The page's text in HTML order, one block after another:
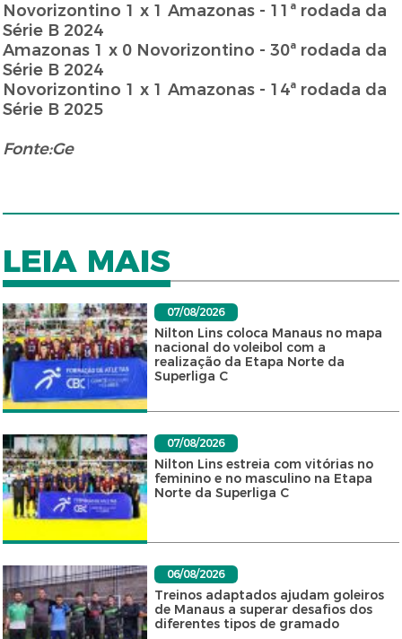
Novorizontino 1 x 1 Amazonas - 11ª rodada da
Série B 2024
Amazonas 1 x 0 Novorizontino - 30ª rodada da
Série B 2024
Novorizontino 1 x 1 Amazonas - 14ª rodada da
Série B 2025
Fonte:Ge
LEIA MAIS
07/08/2026
Nilton Lins coloca Manaus no mapa
nacional do voleibol com a
realização da Etapa Norte da
Superliga C
07/08/2026
Nilton Lins estreia com vitórias no
feminino e no masculino na Etapa
Norte da Superliga C
06/08/2026
Treinos adaptados ajudam goleiros
de Manaus a superar desafios dos
diferentes tipos de gramado